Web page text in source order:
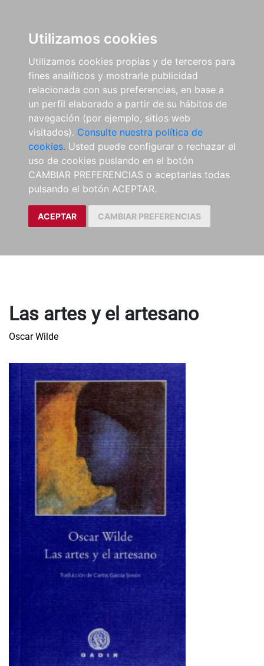
Utilizamos cookies
Utilizamos cookies propias y de terceros para
fines analíticos y mostrarle publicidad
relacionada con sus preferencias, en base a
un perfil elaborado a partir de su hábitos de
navegación (por ejemplo, sitios web
visitados). Consulte nuestra política de
cookies. Usted puede configurar o rechazar el
uso de cookies puslando en el botón
CAMBIAR PREFERENCIAS o aceptarlas todas
pulsando el botón ACEPTAR.
ACEPTAR CAMBIAR PREFERENCIAS
Las artes y el artesano
Oscar Wilde